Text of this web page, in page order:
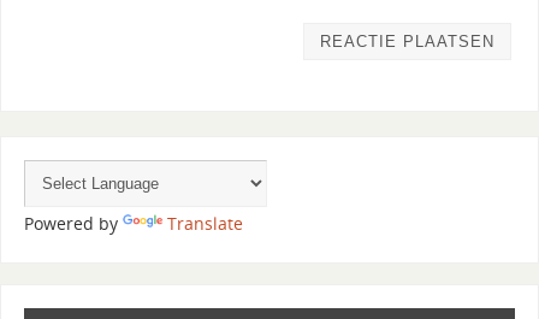
Powered by Translate